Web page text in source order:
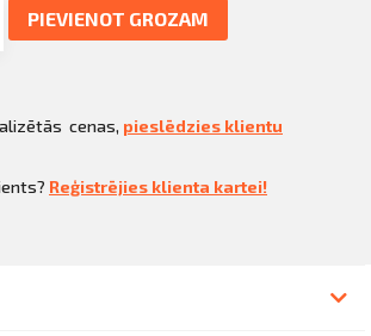
PIEVIENOT GROZAM
cenas, pieslēdzies klientu
Reģistrējies klienta kartei!